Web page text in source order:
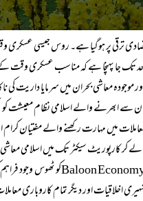
ترقی پر ہوگیا ہے۔ روس جیسی
پہنچا ہے کہ مناسب عسکری وقت کے
موجودہ معاشی بحران میں سرمایا داریت
سے ابھرنے والے اسلامی نظام معیشت
میں مہارت رکھنے والے مفتیان
کر کارپوریٹ سیکٹر تک میں اسلامی معاشی
اخلاقیات اور دیگر تمام کاروباری